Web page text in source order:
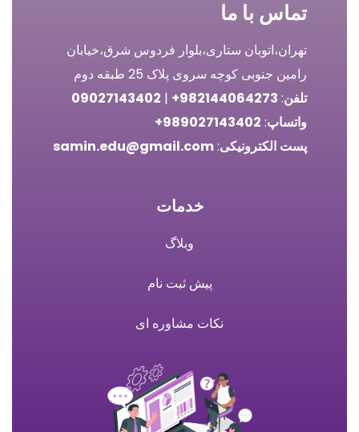
با ما
ستاری،بلوار فردوس شرق،خیابان
جنوبی کوچه سروی پلاک 25 طبقه دوم
982144064273+
|
09027143402
989027143402+
الکترونیکی :
samin.edu@gmail.com
پیش ثبت نام
نکات مشاوره ای